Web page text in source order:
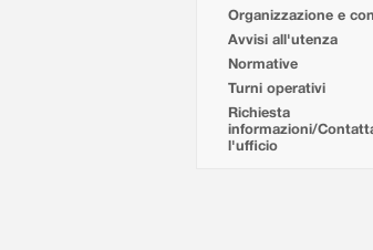
Organizzazione e
Avvisi all'utenza
Normative
Turni operativi
Richiesta
informazioni/
l'ufficio